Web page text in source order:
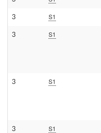
3 S1
3 S1
3 S1
3 S1